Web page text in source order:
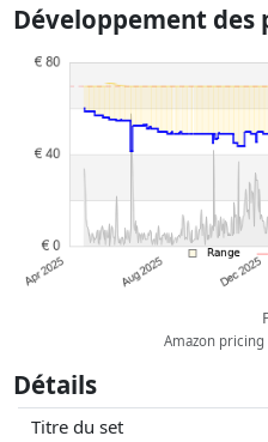
Les prix et la disponibilité peuvent
à jour. L'ordre est purement basé
partenaires n'a aucune influence
que les réalisations historiques
Développement des
Amazon
Détails
Titre du set